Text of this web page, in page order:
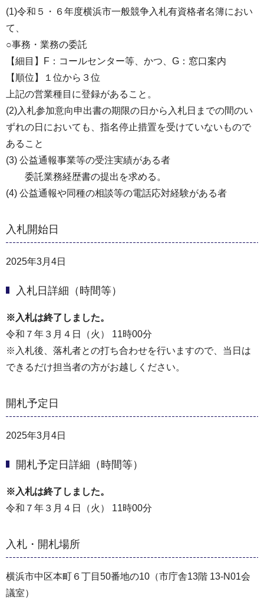
(1)令和５・６年度横浜市一般競争入札有資格者名簿におい
て、
○事務・業務の委託
【細目】F：コールセンター等、かつ、G：窓口案内
【順位】１位から３位
上記の営業種目に登録があること。
(2)入札参加意向申出書の期限の日から入札日までの間のい
ずれの日においても、指名停止措置を受けていないもので
あること
(3) 公益通報事業等の受注実績がある者
委託業務経歴書の提出を求める。
(4) 公益通報や同種の相談等の電話応対経験がある者
入札開始日
2025年3月4日
入札日詳細（時間等）
※入札は終了しました。
令和７年３月４日（火） 11時00分
※入札後、落札者との打ち合わせを⾏いますので、当⽇は
できるだけ担当者の⽅がお越しください。
開札予定日
2025年3月4日
開札予定日詳細（時間等）
※入札は終了しました。
令和７年３月４日（火） 11時00分
入札・開札場所
横浜市中区本町６丁目50番地の10（市庁舎13階 13-N01会
議室）